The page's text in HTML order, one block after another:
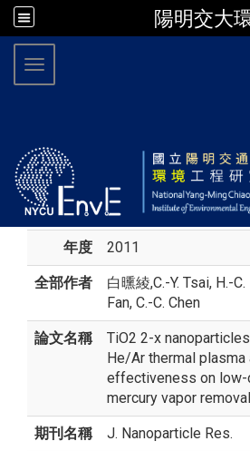
陽明交大
Toggle navigation
年度 2011
全部作者 白曛綾,C.-Y. Tsai, H.-
Fan, C.-C. Chen
論文名稱
TiO2 2-x
He/Ar thermal plasma
effectiveness on low-
mercury vapor removal
期刊名稱 J. Nanoparticle Res.